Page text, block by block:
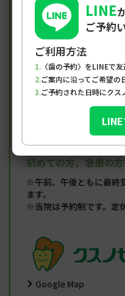
診
診療時間 月 火
9:00-12:30 ● ●
● ●
土曜は9:00-15:00
初めての方、急患の
※午前、午後ともに最終
ます。
※当院は予約制です。定
Google Map
LINE
ご予約
ご利用方法
〈歯の予約〉をLINEで
ご案内に沿ってご希望の
ご予約された日時にク